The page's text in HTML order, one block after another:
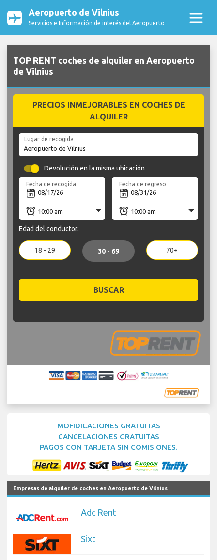
Aeropuerto de Vilnius
Servicios e Información de interés del Aeropuerto
TOP RENT coches de alquiler en Aeropuerto
de Vilnius
PRECIOS INMEJORABLES EN COCHES DE
ALQUILER
Lugar de recogida
Devolución en la misma ubicación
Fecha de recogida Fecha de regreso
Edad del conductor:
18 - 29 30 - 69 70+
BUSCAR
MOFIDICACIONES GRATUITAS
CANCELACIONES GRATUITAS
PAGOS CON TARJETA SIN COMISIONES.
Empresas de alquiler de coches en Aeropuerto de Vilnius
Adc Rent
Sixt